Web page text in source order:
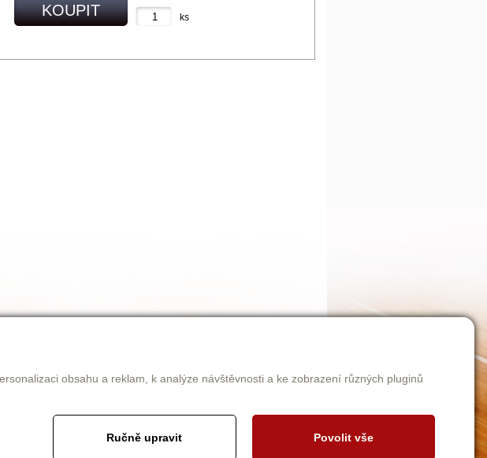
obsahu a reklam, k analýze návštěvnosti a ke zobrazení různých pluginů
Ručně upravit Povolit vše
KOUPIT ks